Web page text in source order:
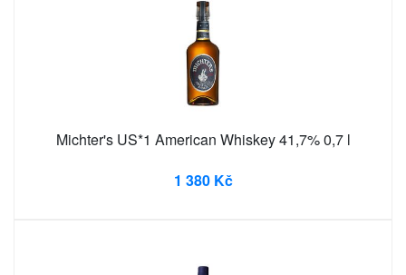
Michter's US*1 American Whiskey 41,7% 0,7 l
1 380 Kč